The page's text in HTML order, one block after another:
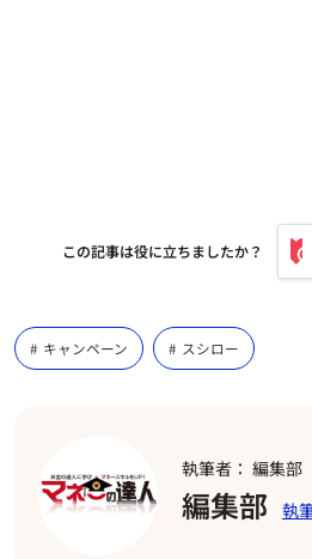
この記事は役に立ちましたか？
キャンペーン スシロー
執筆者： 編集部
編集部